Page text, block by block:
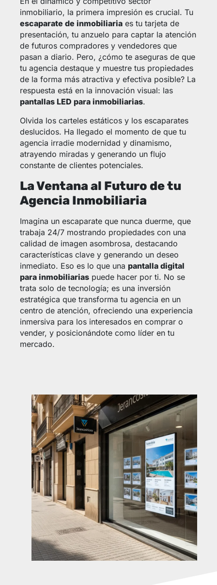
inmobiliario, la primera impresión es crucial. Tu
escaparate de inmobiliariaes tu tarjeta de
presentación, tu anzuelo para captar la atención
de futuros compradores y vendedores que
pasan a diario. Pero, ¿cómo te aseguras de que
tu agencia destaque y muestre tus propiedades
de la forma más atractiva y efectiva posible? La
respuesta está en la innovación visual: las
pantallas LED para inmobiliarias.
Olvida los carteles estáticos y los escaparates
deslucidos. Ha llegado el momento de que tu
agencia irradie modernidad y dinamismo,
atrayendo miradas y generando un flujo
constante de clientes potenciales.
La Ventana al Futuro de tu
Agencia Inmobiliaria
Imagina un escaparate que nunca duerme, que
trabaja 24/7 mostrando propiedades con una
calidad de imagen asombrosa, destacando
características clave y generando un deseo
inmediato. Eso es lo que una pantalla digital
para inmobiliariaspuede hacer por ti. No se
trata solo de tecnología; es una inversión
estratégica que transforma tu agencia en un
centro de atención, ofreciendo una experiencia
inmersiva para los interesados en comprar o
vender, y posicionándote como líder en tu
mercado.